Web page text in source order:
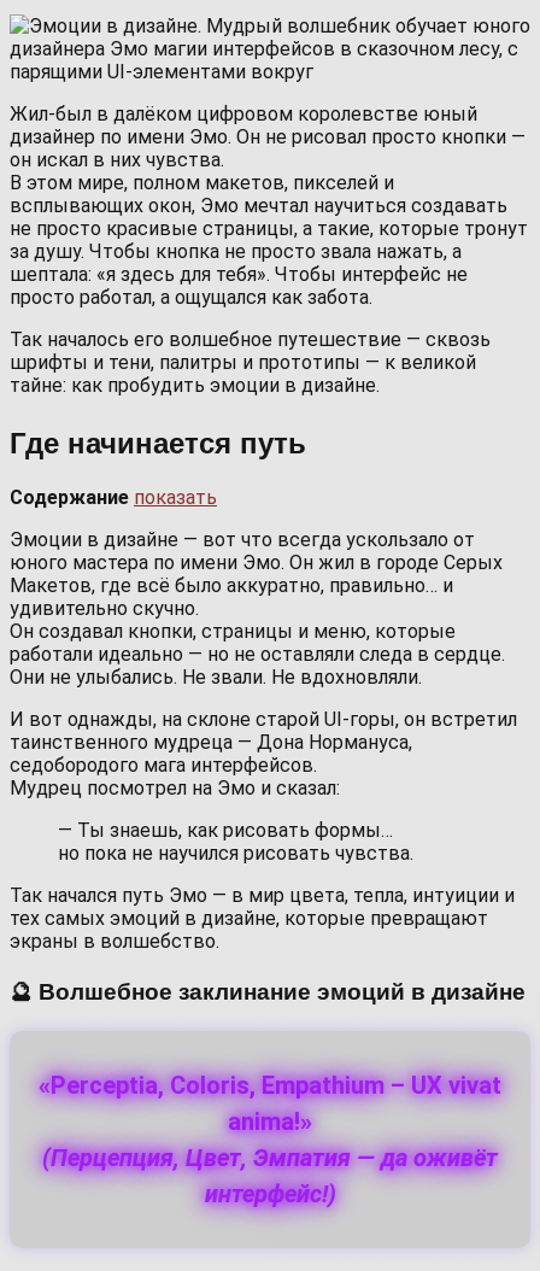
Жил-был в далёком цифровом королевстве юный
дизайнер по имени Эмо. Он не рисовал просто кнопки —
он искал в них чувства.
В этом мире, полном макетов, пикселей и
всплывающих окон, Эмо мечтал научиться создавать
не просто красивые страницы, а такие, которые тронут
за душу. Чтобы кнопка не просто звала нажать, а
шептала: «я здесь для тебя». Чтобы интерфейс не
просто работал, а ощущался как забота.
Так началось его волшебное путешествие — сквозь
шрифты и тени, палитры и прототипы — к великой
тайне: как пробудить эмоции в дизайне.
Где начинается путь
Содержание показать
Эмоции в дизайне — вот что всегда ускользало от
юного мастера по имени Эмо. Он жил в городе Серых
Макетов, где всё было аккуратно, правильно… и
удивительно скучно.
Он создавал кнопки, страницы и меню, которые
работали идеально — но не оставляли следа в сердце.
Они не улыбались. Не звали. Не вдохновляли.
И вот однажды, на склоне старой UI-горы, он встретил
таинственного мудреца — Дона Нормануса,
седобородого мага интерфейсов.
Мудрец посмотрел на Эмо и сказал:
— Ты знаешь, как рисовать формы…
но пока не научился рисовать чувства.
Так начался путь Эмо — в мир цвета, тепла, интуиции и
тех самых эмоций в дизайне, которые превращают
экраны в волшебство.
🔮 Волшебное заклинание эмоций в дизайне
«Perceptia, Coloris, Empathium – UX vivat
anima!»
(Перцепция, Цвет, Эмпатия — да оживёт
интерфейс!)